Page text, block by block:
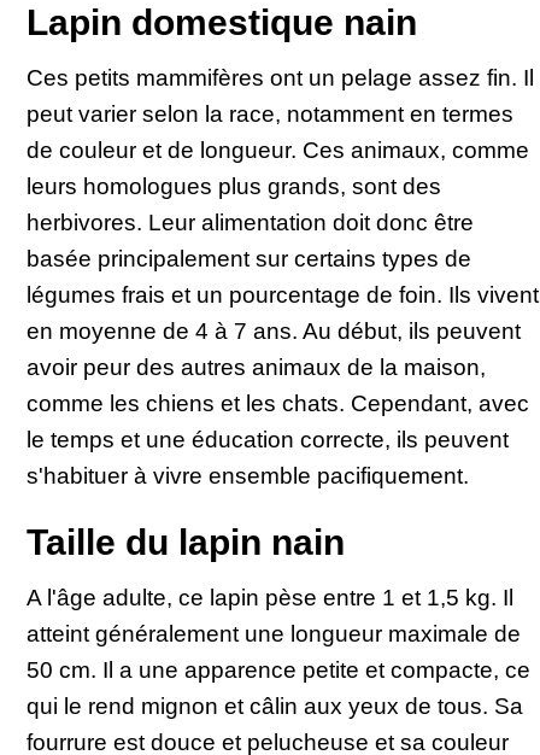
Lapin domestique nain
Ces petits mammifères ont un pelage assez fin. Il
peut varier selon la race, notamment en termes
de couleur et de longueur. Ces animaux, comme
leurs homologues plus grands, sont des
herbivores. Leur alimentation doit donc être
basée principalement sur certains types de
légumes frais et un pourcentage de foin. Ils vivent
en moyenne de 4 à 7 ans. Au début, ils peuvent
avoir peur des autres animaux de la maison,
comme les chiens et les chats. Cependant, avec
le temps et une éducation correcte, ils peuvent
s'habituer à vivre ensemble pacifiquement.
Taille du lapin nain
A l'âge adulte, ce lapin pèse entre 1 et 1,5 kg. Il
atteint généralement une longueur maximale de
50 cm. Il a une apparence petite et compacte, ce
qui le rend mignon et câlin aux yeux de tous. Sa
fourrure est douce et pelucheuse et sa couleur